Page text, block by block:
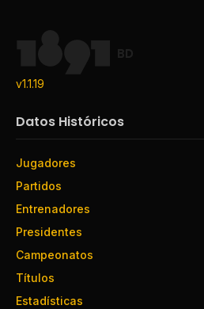
BD
v1.1.19
Datos Históricos
Jugadores
Partidos
Entrenadores
Presidentes
Campeonatos
Títulos
Estadísticas